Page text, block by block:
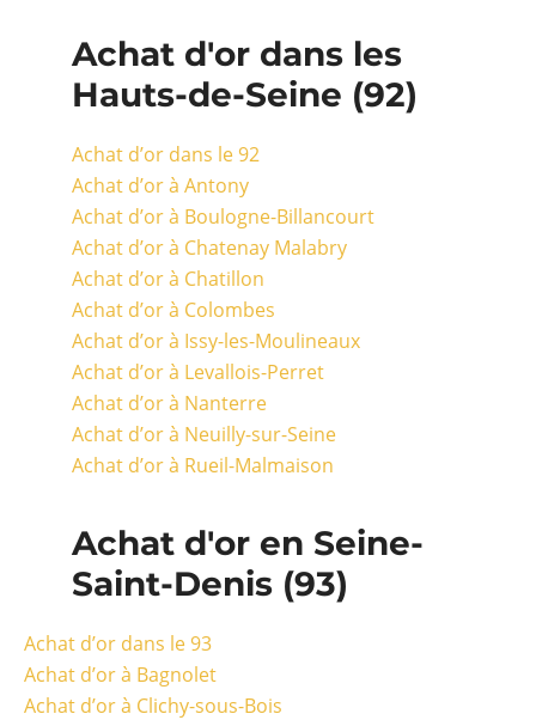
Achat d'or dans les
Hauts-de-Seine (92)
Achat d’or dans le 92
Achat d’or à Antony
Achat d’or à Boulogne-Billancourt
Achat d’or à Chatenay Malabry
Achat d’or à Chatillon
Achat d’or à Colombes
Achat d’or à Issy-les-Moulineaux
Achat d’or à Levallois-Perret
Achat d’or à Nanterre
Achat d’or à Neuilly-sur-Seine
Achat d’or à Rueil-Malmaison
Achat d'or en Seine-
Saint-Denis (93)
Achat d’or dans le 93
Achat d’or à Bagnolet
Achat d’or à Clichy-sous-Bois